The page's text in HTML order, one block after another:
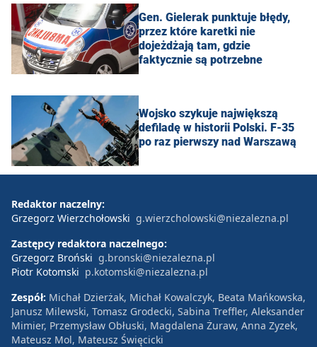
Gen. Gielerak punktuje błędy,
przez które karetki nie
dojeżdżają tam, gdzie
faktycznie są potrzebne
Wojsko szykuje największą
defiladę w historii Polski. F-35
po raz pierwszy nad Warszawą
Redaktor naczelny:
Grzegorz Wierzchołowski g.wierzcholowski@niezalezna.pl
Zastępcy redaktora naczelnego:
Grzegorz Broński g.bronski@niezalezna.pl
Piotr Kotomski p.kotomski@niezalezna.pl
Zespół: Michał Dzierżak, Michał Kowalczyk, Beata Mańkowska,
Janusz Milewski, Tomasz Grodecki, Sabina Treffler, Aleksander
Mimier, Przemysław Obłuski, Magdalena Żuraw, Anna Zyzek,
Mateusz Mol, Mateusz Święcicki